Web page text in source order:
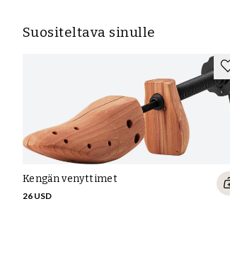
Suositeltava sinulle
Kengän venyttimet
26 USD